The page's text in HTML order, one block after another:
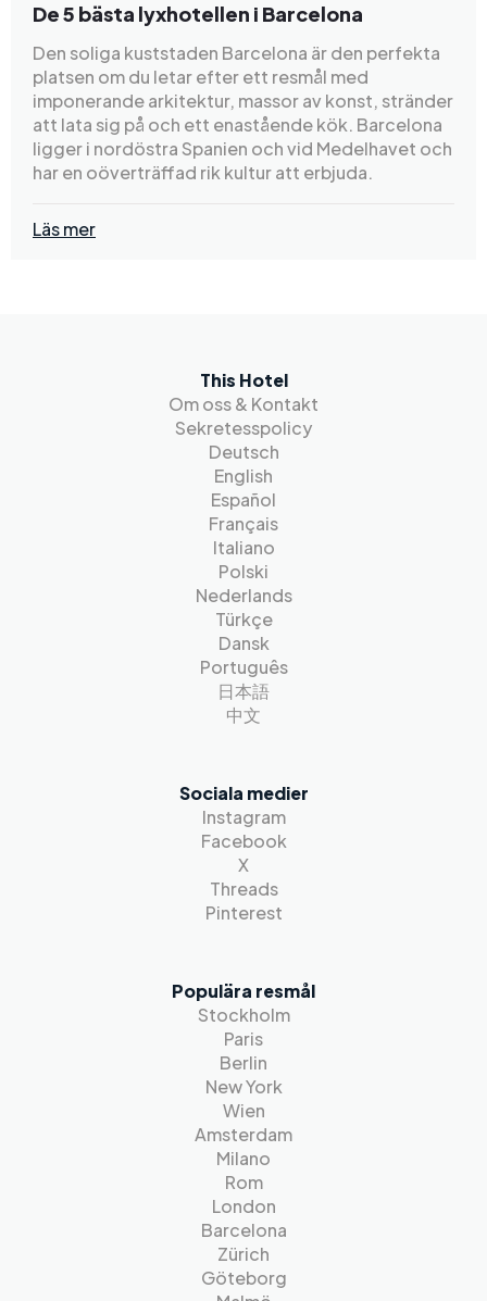
De 5 bästa lyxhotellen i Barcelona
Den soliga kuststaden Barcelona är den perfekta
platsen om du letar efter ett resmål med
imponerande arkitektur, massor av konst, stränder
att lata sig på och ett enastående kök. Barcelona
ligger i nordöstra Spanien och vid Medelhavet och
har en oöverträffad rik kultur att erbjuda.
Läs mer
This Hotel
Om oss & Kontakt
Sekretesspolicy
Deutsch
English
Español
Français
Italiano
Polski
Nederlands
Türkçe
Dansk
Português
日本語
中文
Sociala medier
Instagram
Facebook
X
Threads
Pinterest
Populära resmål
Stockholm
Paris
Berlin
New York
Wien
Amsterdam
Milano
Rom
London
Barcelona
Zürich
Göteborg